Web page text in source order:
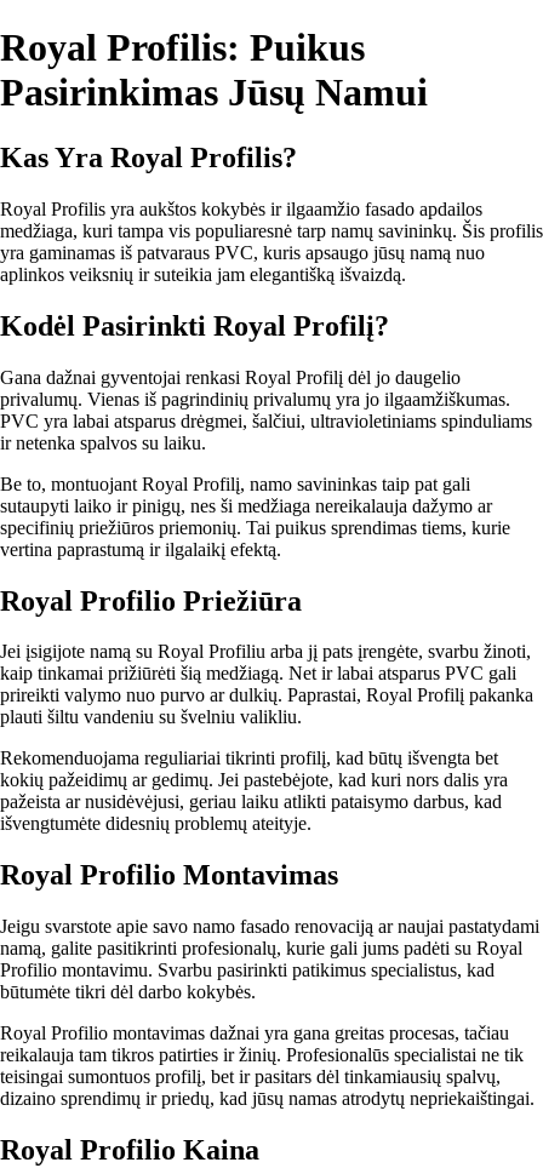
Royal Profilis: Puikus
Pasirinkimas Jūsų Namui
Kas Yra Royal Profilis?
Royal Profilis yra aukštos kokybės ir ilgaamžio fasado apdailos
medžiaga, kuri tampa vis populiaresnė tarp namų savininkų. Šis profilis
yra gaminamas iš patvaraus PVC, kuris apsaugo jūsų namą nuo
aplinkos veiksnių ir suteikia jam elegantišką išvaizdą.
Kodėl Pasirinkti Royal Profilį?
Gana dažnai gyventojai renkasi Royal Profilį dėl jo daugelio
privalumų. Vienas iš pagrindinių privalumų yra jo ilgaamžiškumas.
PVC yra labai atsparus drėgmei, šalčiui, ultravioletiniams spinduliams
ir netenka spalvos su laiku.
Be to, montuojant Royal Profilį, namo savininkas taip pat gali
sutaupyti laiko ir pinigų, nes ši medžiaga nereikalauja dažymo ar
specifinių priežiūros priemonių. Tai puikus sprendimas tiems, kurie
vertina paprastumą ir ilgalaikį efektą.
Royal Profilio Priežiūra
Jei įsigijote namą su Royal Profiliu arba jį pats įrengėte, svarbu žinoti,
kaip tinkamai prižiūrėti šią medžiagą. Net ir labai atsparus PVC gali
prireikti valymo nuo purvo ar dulkių. Paprastai, Royal Profilį pakanka
plauti šiltu vandeniu su švelniu valikliu.
Rekomenduojama reguliariai tikrinti profilį, kad būtų išvengta bet
kokių pažeidimų ar gedimų. Jei pastebėjote, kad kuri nors dalis yra
pažeista ar nusidėvėjusi, geriau laiku atlikti pataisymo darbus, kad
išvengtumėte didesnių problemų ateityje.
Royal Profilio Montavimas
Jeigu svarstote apie savo namo fasado renovaciją ar naujai pastatydami
namą, galite pasitikrinti profesionalų, kurie gali jums padėti su Royal
Profilio montavimu. Svarbu pasirinkti patikimus specialistus, kad
būtumėte tikri dėl darbo kokybės.
Royal Profilio montavimas dažnai yra gana greitas procesas, tačiau
reikalauja tam tikros patirties ir žinių. Profesionalūs specialistai ne tik
teisingai sumontuos profilį, bet ir pasitars dėl tinkamiausių spalvų,
dizaino sprendimų ir priedų, kad jūsų namas atrodytų nepriekaištingai.
Royal Profilio Kaina